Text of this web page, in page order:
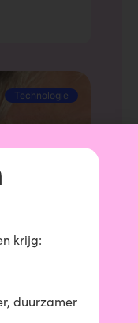
Technologie
krijg:
duurzamer